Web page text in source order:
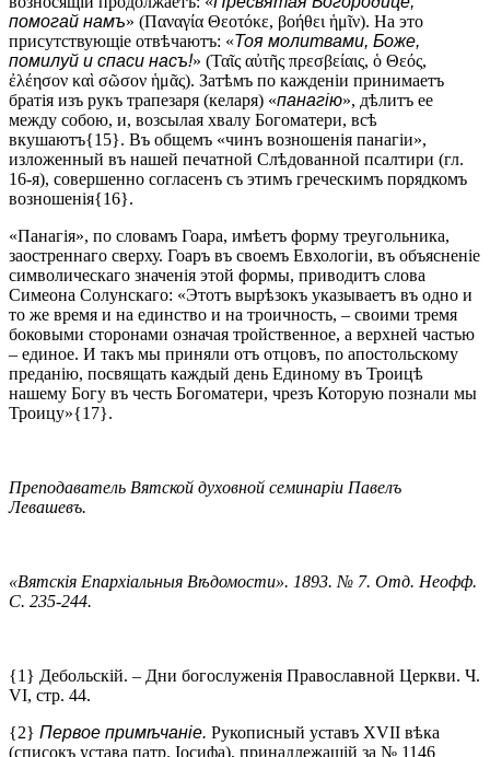
помогай намъ» (Παναγία Θεοτόκε, βοήθει ἡμῖν). На это
присутствующіе отвѣчаютъ: «Тоя молитвами, Боже,
помилуй и спаси насъ!» (Ταῖς αὐτῆς πρεσβείαις, ὁ Θεός,
ἐλέησον καὶ σῶσον ἡμᾶς). Затѣмъ по кажденіи принимаетъ
братія изъ рукъ трапезаря (келаря) «панагію», дѣлитъ ее
между собою, и, возсылая хвалу Богоматери, всѣ
вкушаютъ{15}. Въ общемъ «чинъ возношенія панагіи»,
изложенный въ нашей печатной Слѣдованной псалтири (гл.
16-я), совершенно согласенъ съ этимъ греческимъ порядкомъ
возношенія{16}.
«Панагія», по словамъ Гоара, имѣетъ форму треугольника,
заостреннаго сверху. Гоаръ въ своемъ Евхологіи, въ объясненіе
символическаго значенія этой формы, приводитъ слова
Симеона Солунскаго: «Этотъ вырѣзокъ указываетъ въ одно и
то же время и на единство и на троичность, – своими тремя
боковыми сторонами означая тройственное, а верхней частью
– единое. И такъ мы приняли отъ отцовъ, по апостольскому
преданію, посвящать каждый день Единому въ Троицѣ
нашему Богу въ честь Богоматери, чрезъ Которую познали мы
Троицу»{17}.
Преподаватель Вятской духовной семинаріи Павелъ
Левашевъ.
«Вятскія Епархіальныя Вѣдомости». 1893. № 7. Отд. Неофф.
С. 235-244.
{1} Дебольскій. – Дни богослуженія Православной Церкви. Ч.
VI, стр. 44.
{2} Первое примѣчаніе. Рукописный уставъ XVII вѣка
(списокъ устава патр. Іосифа), принадлежащій за № 1146